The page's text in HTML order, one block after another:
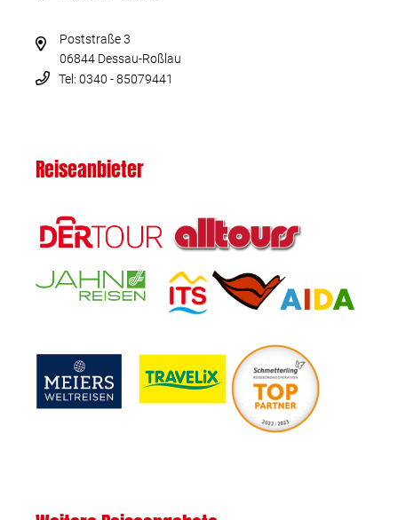
Poststraße 3
06844 Dessau-Roßlau
Tel: 0340 - 85079441
Reiseanbieter